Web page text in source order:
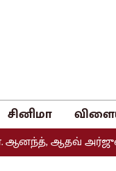
சினிமா
அர்ஜுனா